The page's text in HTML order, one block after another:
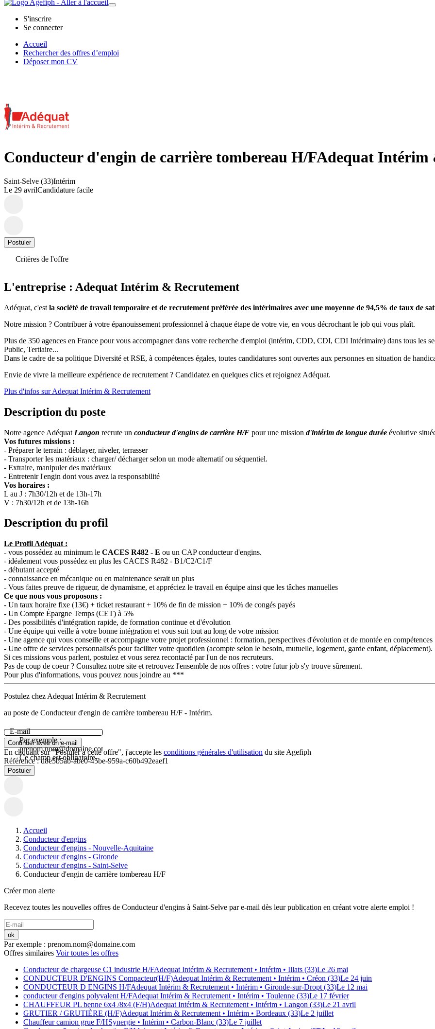
S'inscrire
Se connecter
Accueil
Rechercher des offres d’emploi
Déposer mon CV
Conducteur d'engin de carrière tombereau H/FAdequat Intérim
Saint-Selve (33)Intérim
Le 29 avrilCandidature facile
Postuler
Critères de l'offre
L'entreprise : Adequat Intérim & Recrutement
Adéquat, c'est la société de travail temporaire et de recrutement préférée des intérimaires avec une moyenne de 94,5% de taux de
Notre mission ? Contribuer à votre épanouissement professionnel à chaque étape de votre vie, en vous décrochant le job qui vous plaît.
Plus de 350 agences en France pour vous accompagner dans votre recherche d'emploi (intérim, CDD, CDI, CDI Intérimaire) dans tous les
Public, Tertiaire...
Dans le cadre de sa politique Diversité et RSE, à compétences égales, toutes candidatures sont ouvertes aux personnes en situation de
Envie de vivre la meilleure expérience de recrutement ? Candidatez en quelques clics et rejoignez Adéquat.
Plus d'infos sur Adequat Intérim & Recrutement
Description du poste
Notre agence Adéquat Langon recrute un conducteur d'engins de carrière H/F pour une mission d'intérim de longue durée évolutive
Vos futures missions :
- Préparer le terrain : déblayer, niveler, terrasser
- Transporter les matériaux : charger/ décharger selon un mode alternatif ou séquentiel.
- Extraire, manipuler des matériaux
- Entretenir l'engin dont vous avez la responsabilité
Vos horaires :
L au J : 7h30/12h et de 13h-17h
V : 7h30/12h et de 13h-16h
Description du profil
Le Profil Adéquat :
- vous possédez au minimum le CACES R482 - E ou un CAP conducteur d'engins.
- idéalement vous possédez en plus les CACES R482 - B1/C2/C1/F
- débutant accepté
- connaissance en mécanique ou en maintenance serait un plus
- Vous faites preuve de rigueur, de dynamisme, et appréciez le travail en équipe ainsi que les tâches manuelles
Ce que nous vous proposons :
- Un taux horaire fixe (13€) + ticket restaurant + 10% de fin de mission + 10% de congés payés
- Un Compte Épargne Temps (CET) à 5%
- Des possibilités d'intégration rapide, de formation continue et d'évolution
- Une équipe qui veille à votre bonne intégration et vous suit tout au long de votre mission
- Une agence qui vous conseille et accompagne votre projet professionnel : formation, perspectives d'évolution et de montée en compétences
- Une offre de services personnalisés pour faciliter votre quotidien (acompte selon le besoin, mutuelle, logement, garde enfant, déplacement).
Si ces missions vous parlent, postulez et vous serez recontacté par l'un de nos recruteurs.
Pas de coup de coeur ? Consultez notre site et retrouvez l'ensemble de nos offres : votre futur job s'y trouve sûrement.
Pour plus d'informations, vous pouvez nous joindre au ***
Postulez chez Adequat Intérim & Recrutement
au poste de Conducteur d'engin de carrière tombereau H/F - Intérim.
E-mail
Par exemple :
prenom.nom@domaine.com.
Ce champ est obligatoire.
Continuer avec un e-mail
En cliquant sur "Postuler à cette offre", j'accepte les conditions générales d'utilisation du site Agefiph
Référence :d8e5b5ab-abe0-45be-959a-c60b492eaef1
Postuler
Accueil
Conducteur d'engins
Conducteur d'engins - Nouvelle-Aquitaine
Conducteur d'engins - Gironde
Conducteur d'engins - Saint-Selve
Conducteur d'engin de carrière tombereau H/F
Créer mon alerte
Recevez toutes les nouvelles offres de Conducteur d'engins à Saint-Selve par e-mail dès leur publication en créant votre alerte emploi !
ok
Par exemple : prenom.nom@domaine.com
Offres similaires Voir toutes les offres
Conducteur de chargeuse C1 industrie H/FAdequat Intérim & Recrutement • Intérim • Illats (33)Le 26 mai
CONDUCTEUR D'ENGINS Compacteur(H/F)Adequat Intérim & Recrutement • Intérim • Créon (33)Le 24 juin
CONDUCTEUR D ENGINS H/FAdequat Intérim & Recrutement • Intérim • Gironde-sur-Dropt (33)Le 12 mai
conducteur d'engins polyvalent H/FAdequat Intérim & Recrutement • Intérim • Toulenne (33)Le 17 février
CHAUFFEUR PL benne 6x4 /8x4 (F/H)Adequat Intérim & Recrutement • Intérim • Langon (33)Le 21 avril
GRUTIER / GRUTIÈRE (H/F)Adequat Intérim & Recrutement • Intérim • Bordeaux (33)Le 2 juillet
Chauffeur camion grue F/HSynergie • Intérim • Carbon-Blanc (33)Le 7 juillet